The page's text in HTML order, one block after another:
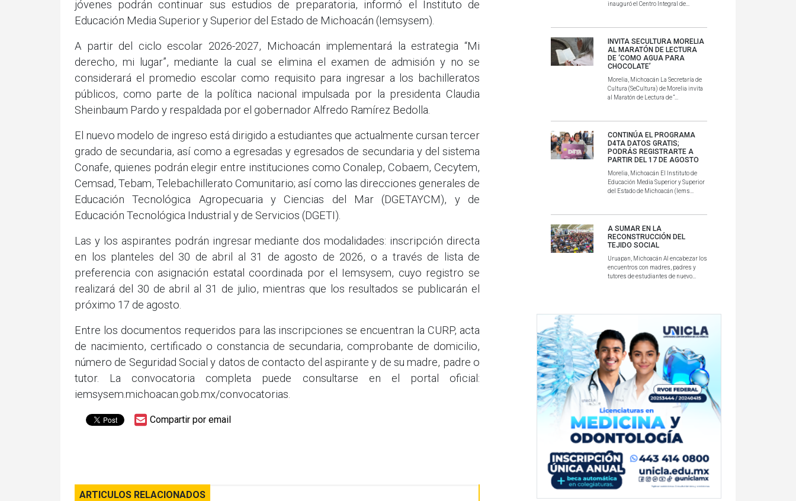
jóvenes podrán continuar sus estudios de preparatoria, informó el Instituto de
Educación Media Superior y Superior del Estado de Michoacán (Iemsysem).
A partir del ciclo escolar 2026-2027, Michoacán implementará la estrategia “Mi
derecho, mi lugar”, mediante la cual se elimina el examen de admisión y no se
considerará el promedio escolar como requisito para ingresar a los bachilleratos
públicos, como parte de la política nacional impulsada por la presidenta Claudia
Sheinbaum Pardo y respaldada por el gobernador Alfredo Ramírez Bedolla.
El nuevo modelo de ingreso está dirigido a estudiantes que actualmente cursan tercer
grado de secundaria, así como a egresadas y egresados de secundaria y del sistema
Conafe, quienes podrán elegir entre instituciones como Conalep, Cobaem, Cecytem,
Cemsad, Tebam, Telebachillerato Comunitario; así como las direcciones generales de
Educación Tecnológica Agropecuaria y Ciencias del Mar (DGETAYCM), y de
Educación Tecnológica Industrial y de Servicios (DGETI).
Las y los aspirantes podrán ingresar mediante dos modalidades: inscripción directa
en los planteles del 30 de abril al 31 de agosto de 2026, o a través de lista de
preferencia con asignación estatal coordinada por el Iemsysem, cuyo registro se
realizará del 30 de abril al 31 de julio, mientras que los resultados se publicarán el
próximo 17 de agosto.
Entre los documentos requeridos para las inscripciones se encuentran la CURP, acta
de nacimiento, certificado o constancia de secundaria, comprobante de domicilio,
número de Seguridad Social y datos de contacto del aspirante y de su madre, padre o
tutor. La convocatoria completa puede consultarse en el portal oficial:
iemsysem.michoacan.gob.mx/convocatorias.
Compartir por email
ARTICULOS RELACIONADOS
inauguró el Centro Integral de...
INVITA SECULTURA MORELIA
AL MARATÓN DE LECTURA
DE ‘COMO AGUA PARA
CHOCOLATE’
Morelia, Michoacán La Secretaría de
Cultura (SeCultura) de Morelia invita
al Maratón de Lectura de “...
CONTINÚA EL PROGRAMA
D4TA DATOS GRATIS;
PODRÁS REGISTRARTE A
PARTIR DEL 17 DE AGOSTO
Morelia, Michoacán El Instituto de
Educación Media Superior y Superior
del Estado de Michoacán (Iems...
A SUMAR EN LA
RECONSTRUCCIÓN DEL
TEJIDO SOCIAL
Uruapan, Michoacán Al encabezar los
encuentros con madres, padres y
tutores de estudiantes de nuevo...